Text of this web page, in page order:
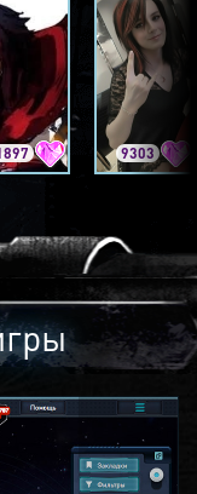
9303